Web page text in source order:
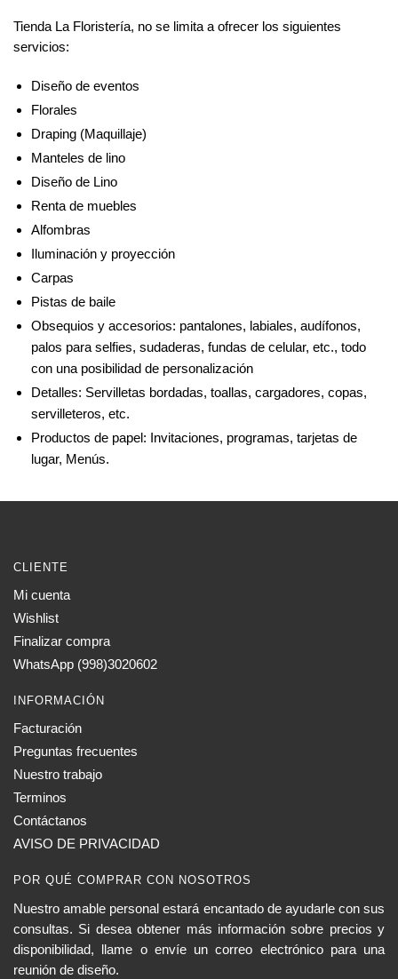
Tienda La Floristería, no se limita a ofrecer los siguientes
servicios:
Diseño de eventos
Florales
Draping (Maquillaje)
Manteles de lino
Diseño de Lino
Renta de muebles
Alfombras
Iluminación y proyección
Carpas
Pistas de baile
Obsequios y accesorios: pantalones, labiales, audífonos,
palos para selfies, sudaderas, fundas de celular, etc., todo
con una posibilidad de personalización
Detalles: Servilletas bordadas, toallas, cargadores, copas,
servilleteros, etc.
Productos de papel: Invitaciones, programas, tarjetas de
lugar, Menús.
CLIENTE
Mi cuenta
Wishlist
Finalizar compra
WhatsApp (998)3020602
INFORMACIÓN
Facturación
Preguntas frecuentes
Nuestro trabajo
Terminos
Contáctanos
AVISO DE PRIVACIDAD
POR QUÉ COMPRAR CON NOSOTROS
Nuestro amable personal estará encantado de ayudarle con sus
consultas. Si desea obtener más información sobre precios y
disponibilidad, llame o envíe un correo electrónico para una
reunión de diseño.